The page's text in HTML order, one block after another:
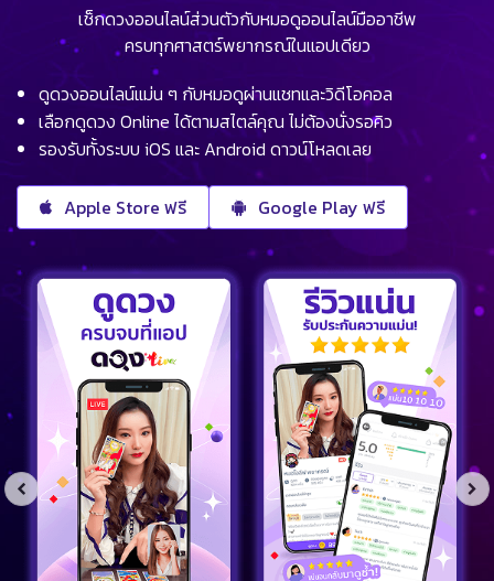
เช็กดวงออนไลน์ส่วนตัวกับหมอดูออนไลน์มืออาชีพ
ครบทุกศาสตร์พยากรณ์ในแอปเดียว
ดูดวงออนไลน์แม่น ๆ กับหมอดูผ่านแชทและวิดีโอคอล
เลือกดูดวง Online ได้ตามสไตล์คุณ ไม่ต้องนั่งรอคิว
รองรับทั้งระบบ iOS และ Android ดาวน์โหลดเลย
Apple Store ฟรี Google Play ฟรี